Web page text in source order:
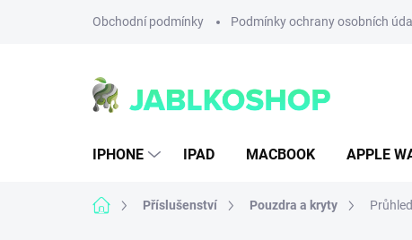
Obchodní podmínky Podmínky ochrany osobních
IPHONE IPAD MACBOOK APPLE
Domů Příslušenství Pouzdra a kryty